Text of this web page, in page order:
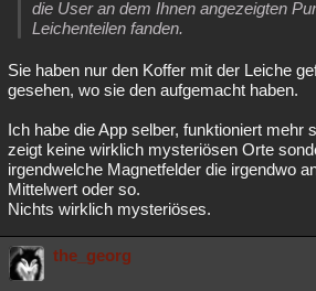
die User an dem Ihnen angezeigten
Leichenteilen fanden.
Sie haben nur den Koffer mit der Leiche
gesehen, wo sie den aufgemacht haben.
Ich habe die App selber, funktioniert mehr
zeigt keine wirklich mysteriösen Orte
irgendwelche Magnetfelder die irgendwo
Mittelwert oder so.
Nichts wirklich mysteriöses.
the_georg